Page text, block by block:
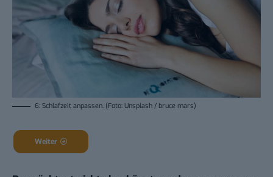
6: Schlafzeit anpassen. (Foto: Unsplash / bruce mars)
Weiter